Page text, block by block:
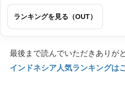
ランキングを見る（OUT）
最後まで読んでいただきありが
インドネシア人気ランキングは